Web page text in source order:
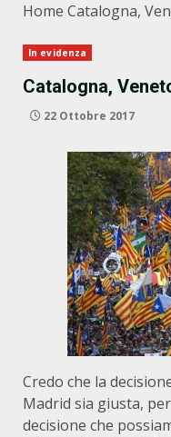
Home Catalogna,
In evidenza
Catalogna,
22 Ottobre 2017
Credo che la
Madrid sia giusta,
decisione che